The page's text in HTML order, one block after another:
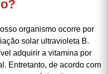
ajudar o seu
organismo ocorre por
solar ultravioleta B.